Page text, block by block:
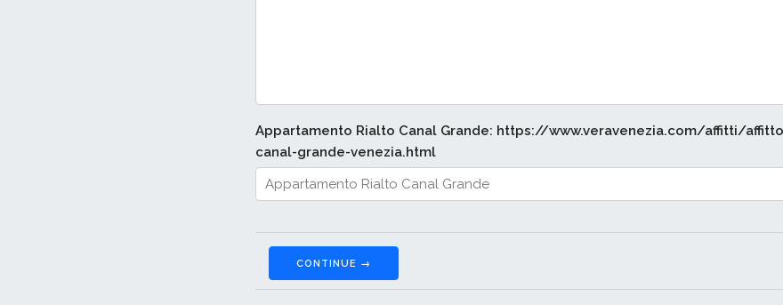
Appartamento Rialto Canal Grande: https://www.veravenezia.com/affitti/
canal-grande-venezia.html
CONTINUE →